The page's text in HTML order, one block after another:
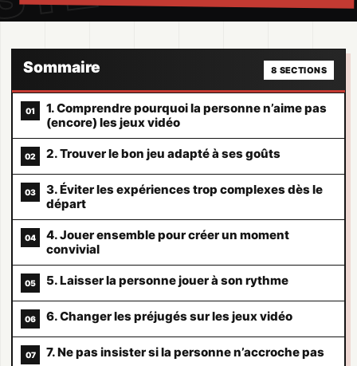
Sommaire 8 SECTIONS
1. Comprendre pourquoi la personne n’aime pas
(encore) les jeux vidéo
2. Trouver le bon jeu adapté à ses goûts
3. Éviter les expériences trop complexes dès le
départ
4. Jouer ensemble pour créer un moment
convivial
5. Laisser la personne jouer à son rythme
6. Changer les préjugés sur les jeux vidéo
7. Ne pas insister si la personne n’accroche pas